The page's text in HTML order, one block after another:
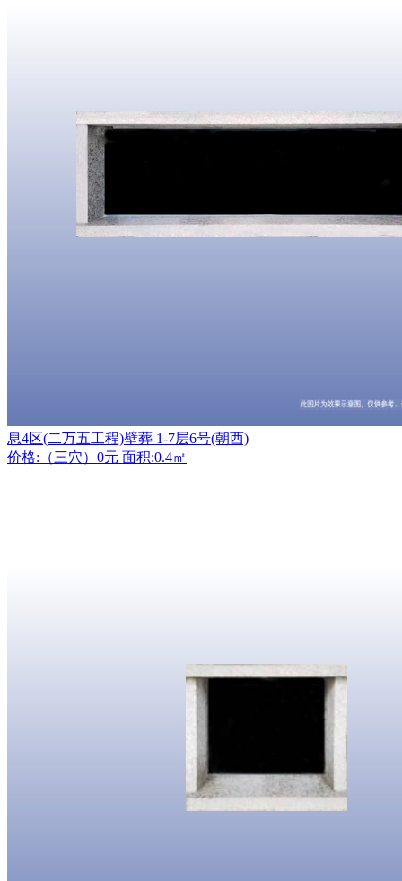
息4区(二万五工程)壁葬 1-7层6号(朝西)
价格:（三穴）0元 面积:0.4㎡